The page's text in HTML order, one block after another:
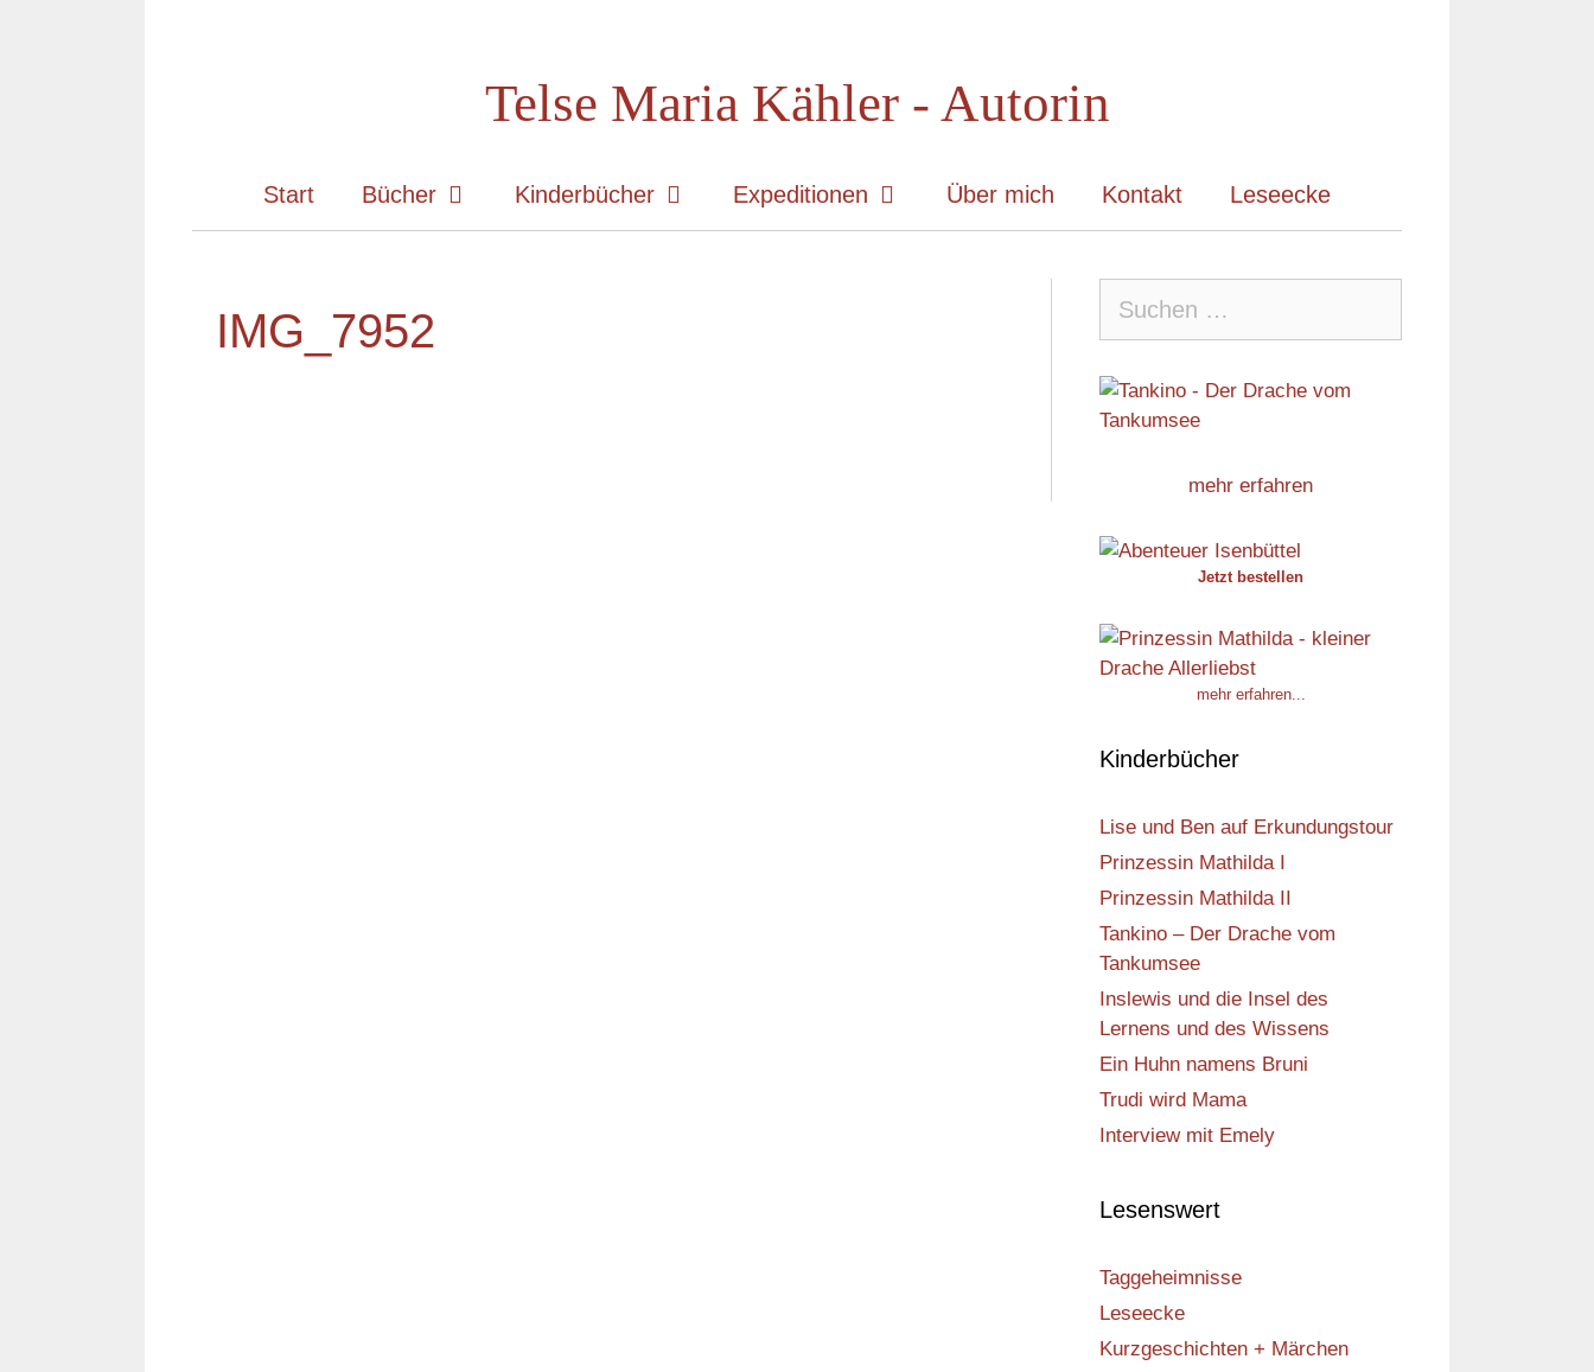
Telse Maria Kähler - Autorin
Start Bücher Kinderbücher Expeditionen Über mich Kontakt Leseecke
IMG_7952
nach:
mehr erfahren
Jetzt bestellen
mehr erfahren...
Kinderbücher
Lise und Ben auf Erkundungstour
Prinzessin Mathilda I
Prinzessin Mathilda II
Tankino – Der Drache vom
Tankumsee
Inslewis und die Insel des
Lernens und des Wissens
Ein Huhn namens Bruni
Trudi wird Mama
Interview mit Emely
Lesenswert
Taggeheimnisse
Leseecke
Kurzgeschichten + Märchen